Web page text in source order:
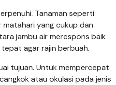
Tanaman seperti
matahari yang cukup dan
jambu air merespons baik
agar rajin berbuah.
tujuan. Untuk mempercepat
atau okulasi pada jenis